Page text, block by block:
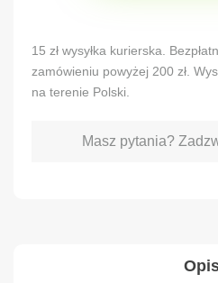
15 zł wysyłka kurierska.
zamówieniu powyżej 200 zł.
na terenie Polski.
Masz pytania?